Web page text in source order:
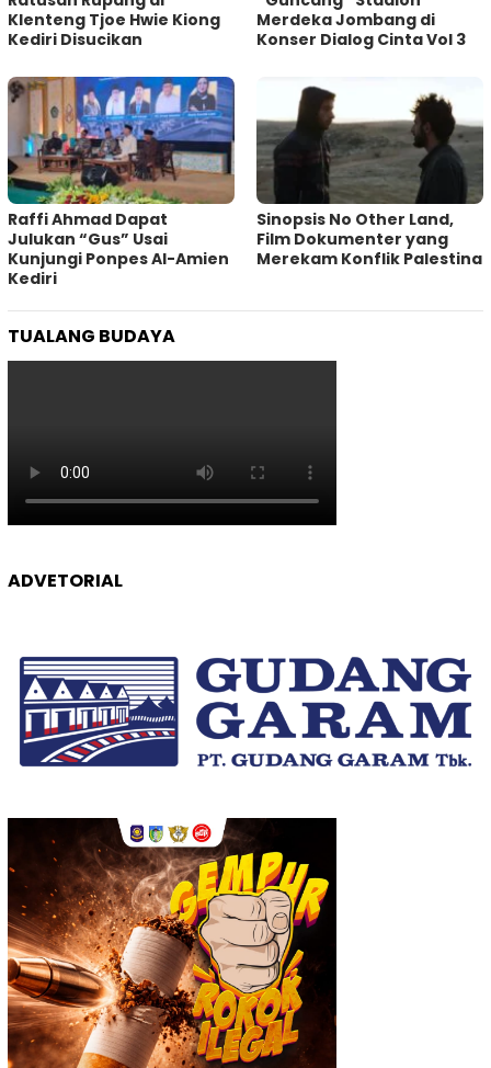
Klenteng Tjoe Hwie Kiong
Kediri Disucikan
Merdeka Jombang di
Konser Dialog Cinta Vol 3
Raffi Ahmad Dapat
Julukan “Gus” Usai
Kunjungi Ponpes Al-Amien
Kediri
Sinopsis No Other Land,
Film Dokumenter yang
Merekam Konflik Palestina
TUALANG BUDAYA
ADVETORIAL